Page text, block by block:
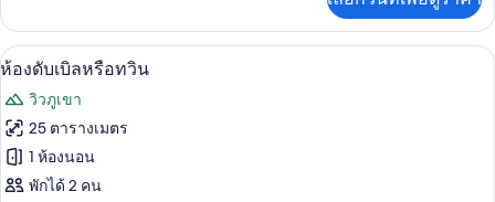
เกี่ยว
กับ
ห้อง
หรือ
ทวิ
น
(1)
เปิด
ภาพถ่าย
ทั้งหมด
ของ
ห้อง
ห้องดับเบิลหรือทวิน | ห้องเก็บเสียง,
7
ห้องดับเบิลหรือทวิน
วิวภูเขา
25 ตารางเมตร
1 ห้องนอน
พักได้ 2 คน